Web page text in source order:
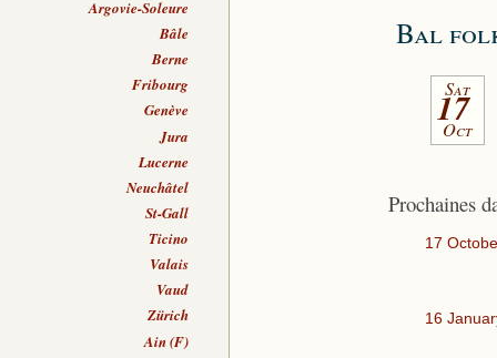
Bal
Sat
17
Oct
Prochaines
17
16
Argovie-Soleure
Bâle
Berne
Fribourg
Genève
Jura
Lucerne
Neuchâtel
St-Gall
Ticino
Valais
Vaud
Zürich
Ain (F)